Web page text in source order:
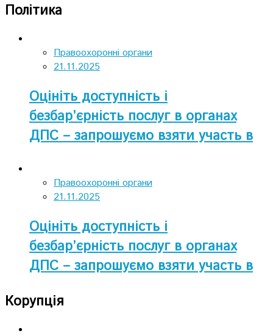
Політика
Правоохоронні органи
21.11.2025
Оцініть доступність і
безбар’єрність послуг в органах
ДПС – запрошуємо взяти участь в
Правоохоронні органи
21.11.2025
Оцініть доступність і
безбар’єрність послуг в органах
ДПС – запрошуємо взяти участь в
Корупція